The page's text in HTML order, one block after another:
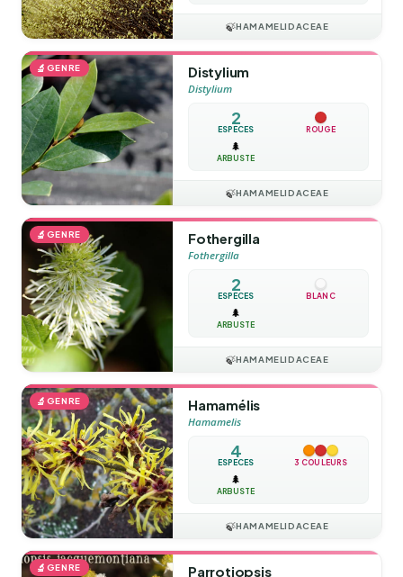
🍃HAMAMELIDACEAE
🔬 GENRE Distylium
Distylium
2
ESPÈCES ROUGE
🌲
ARBUSTE
🍃HAMAMELIDACEAE
🔬 GENRE Fothergilla
Fothergilla
2
ESPÈCES BLANC
🌲
ARBUSTE
🍃HAMAMELIDACEAE
🔬 GENRE Hamamélis
Hamamelis
4
ESPÈCES 3 COULEURS
🌲
ARBUSTE
🍃HAMAMELIDACEAE
🔬 GENRE Parrotiopsis